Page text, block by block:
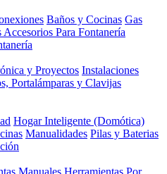
Baños y Cocinas Gas
Accesorios Para Fontanería
y Proyectos Instalaciones
Portalámparas y Clavijas
Hogar Inteligente (Domótica)
Manualidades Pilas y Baterias